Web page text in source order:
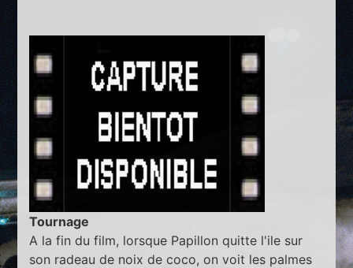
Tournage
A la fin du film, lorsque Papillon quitte l'ile sur
son radeau de noix de coco, on voit les palmes